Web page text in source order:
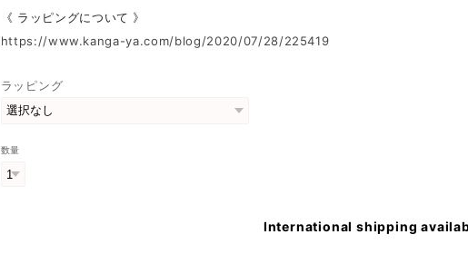
《 ラッピングについて 》
https://www.kanga-ya.com/blog/2020/07/28/225419
ラッピング
数量
International shipping